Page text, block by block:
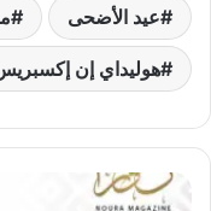
عيد الأضحى
هوليداي إن